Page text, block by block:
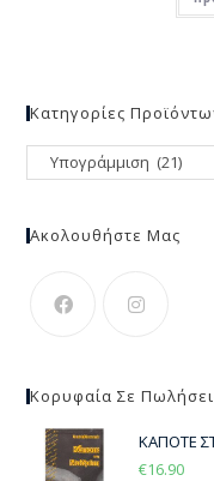
Κατηγορίες
Ακολουθήστε Μας
Κορυφαία Σε
ΚΑΠΟΤΕ
€16.90